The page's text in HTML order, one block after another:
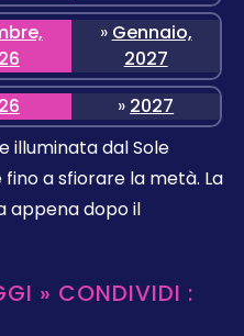
» Gennaio,
2027
» 2027
illuminata dal Sole
a sfiorare la metà. La
appena dopo il
» CONDIVIDI :